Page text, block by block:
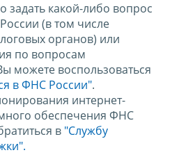
задать какой-либо вопрос
(в том числе
органов) или
по вопросам
можете воспользоваться
в ФНС России".
интернет-
обеспечения ФНС
в "Службу